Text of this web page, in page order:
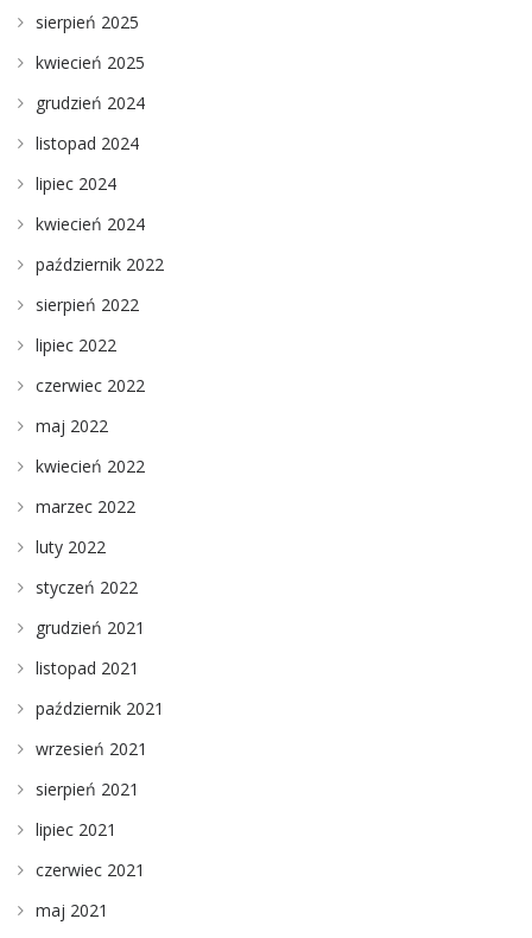
sierpień 2025
kwiecień 2025
grudzień 2024
listopad 2024
lipiec 2024
kwiecień 2024
październik 2022
sierpień 2022
lipiec 2022
czerwiec 2022
maj 2022
kwiecień 2022
marzec 2022
luty 2022
styczeń 2022
grudzień 2021
listopad 2021
październik 2021
wrzesień 2021
sierpień 2021
lipiec 2021
czerwiec 2021
maj 2021